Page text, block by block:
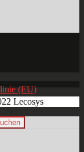
(EU)
Lecosys